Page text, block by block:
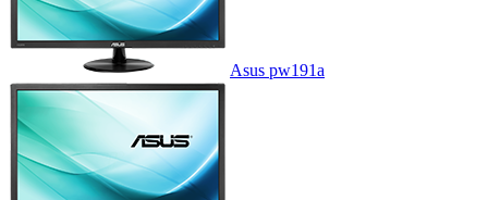
Asus pw191a